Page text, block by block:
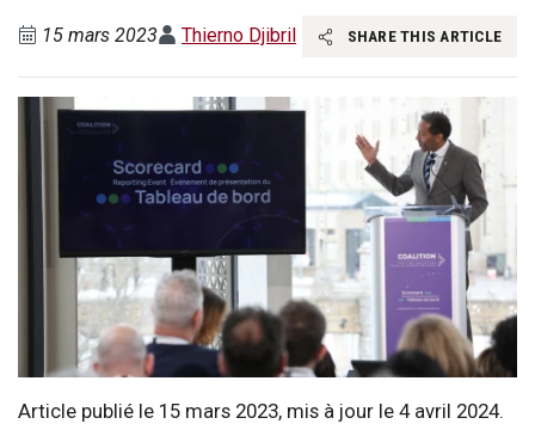
15 mars 2023 Thierno Djibril SHARE THIS ARTICLE
Article publié le 15 mars 2023, mis à jour le 4 avril 2024.